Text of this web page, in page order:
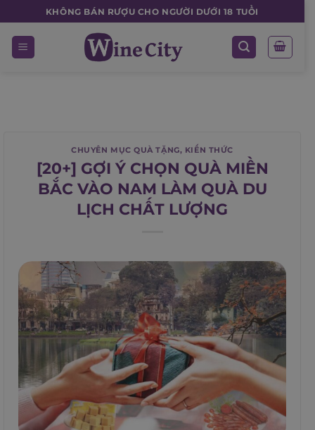
to
content
KHÔNG BÁN RƯỢU CHO NGƯỜI DƯỚI 18 TUỔI
CHUYÊN MỤC QUÀ TẶNG, KIẾN THỨC
[20+] GỢI Ý CHỌN QUÀ MIỀN
BẮC VÀO NAM LÀM QUÀ DU
LỊCH CHẤT LƯỢNG